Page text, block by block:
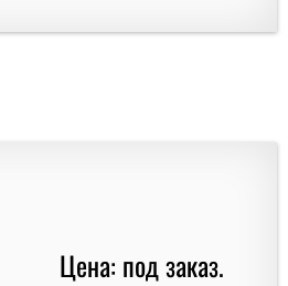
Цена: под заказ.